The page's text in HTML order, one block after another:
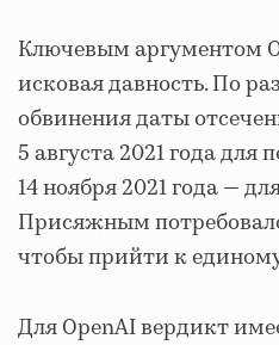
Ключевым аргументом
исковая давность. По
обвинения даты
5 августа 2021 года для
14 ноября 2021 года —
Присяжным
чтобы прийти к
Для OpenAI вердикт